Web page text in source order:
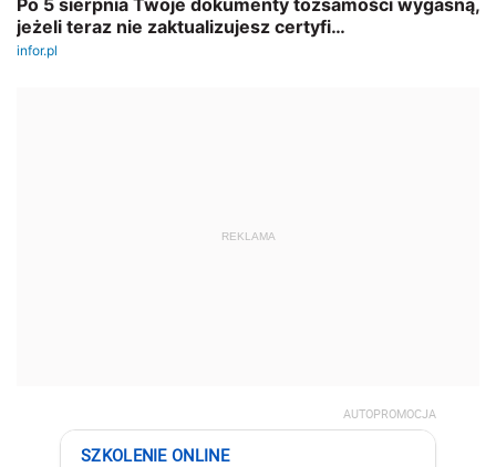
REKLAMA
AUTOPROMOCJA
SZKOLENIE ONLINE